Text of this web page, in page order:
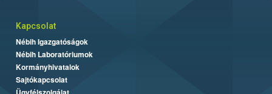
Kapcsolat
Nébih Igazgatóságok
Nébih Laboratóriumok
Kormányhivatalok
Sajtókapcsolat